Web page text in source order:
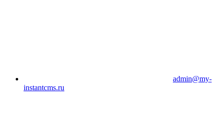
admin@my-
instantcms.ru